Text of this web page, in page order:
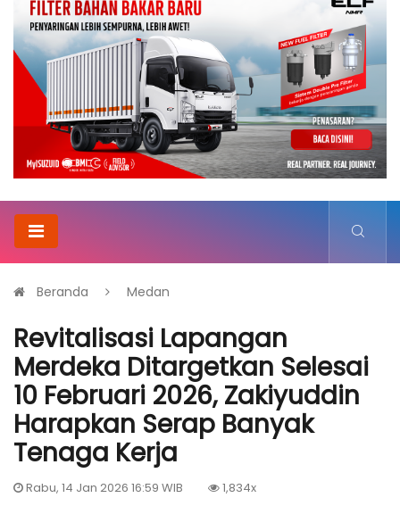
Beranda Medan
Revitalisasi Lapangan
Merdeka Ditargetkan Selesai
10 Februari 2026, Zakiyuddin
Harapkan Serap Banyak
Tenaga Kerja
Rabu, 14 Jan 2026 16:59 WIB
1,834x